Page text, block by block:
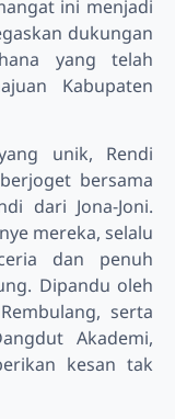
ini menjadi
dukungan
yang telah
Kabupaten
unik, Rendi
bersama
dari Jona-Joni.
mereka, selalu
dan penuh
Dipandu oleh
serta
Akademi,
kesan tak